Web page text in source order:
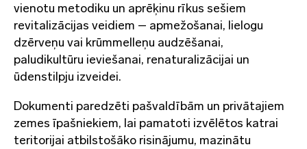
vienotu metodiku un aprēķinu rīkus sešiem
revitalizācijas veidiem – apmežošanai, lielogu
dzērveņu vai krūmmelleņu audzēšanai,
paludikultūru ieviešanai, renaturalizācijai un
ūdenstilpju izveidei.
Dokumenti paredzēti pašvaldībām un privātajiem
zemes īpašniekiem, lai pamatoti izvēlētos katrai
teritorijai atbilstošāko risinājumu, mazinātu